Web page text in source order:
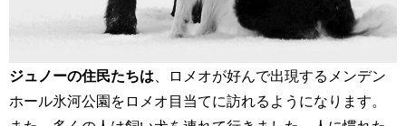
ジュノーの住民たちは 、ロメオが好んで出現するメンデン
ホール氷河公園をロメオ目当てに訪れるようになります。